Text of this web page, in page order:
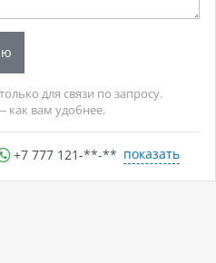
для связи по запросу.
как вам удобнее.
+7 777 121-**-** показать